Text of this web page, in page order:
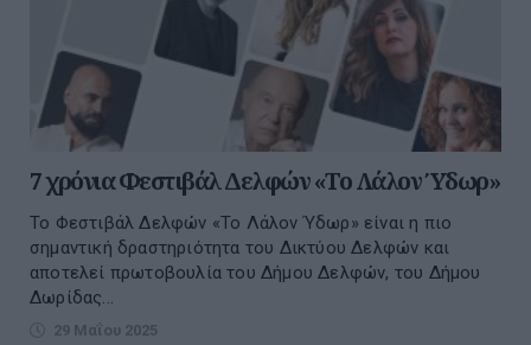
7 χρόνια Φεστιβάλ Δελφών «Το Λάλον Ύδωρ»
Το Φεστιβάλ Δελφών «Το Λάλον Ύδωρ» είναι η πιο
σημαντική δραστηριότητα του Δικτύου Δελφών και
αποτελεί πρωτοβουλία του Δήμου Δελφών, του Δήμου
Δωρίδας...
29 Μαΐου 2025